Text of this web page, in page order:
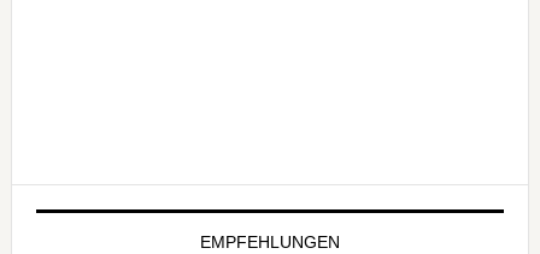
EMPFEHLUNGEN